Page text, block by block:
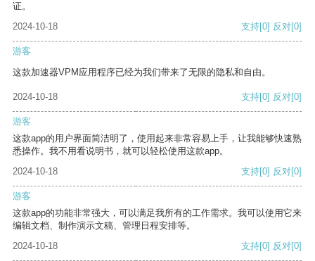
证。
2024-10-18
支持[0] 反对[0]
游客
这款加速器VPM应用程序已经为我们带来了无限的隐私和自由。
2024-10-18 支持[0] 反对[0]
游客
这款app的用户界面简洁明了，使用起来非常容易上手，让我能够快速熟
悉操作。我不用看说明书，就可以轻松使用这款app。
2024-10-18
支持[0] 反对[0]
游客
这款app的功能非常强大，可以满足我所有的工作需求。我可以使用它来
编辑文档、制作演示文稿、管理日程安排等。
2024-10-18
支持[0] 反对[0]